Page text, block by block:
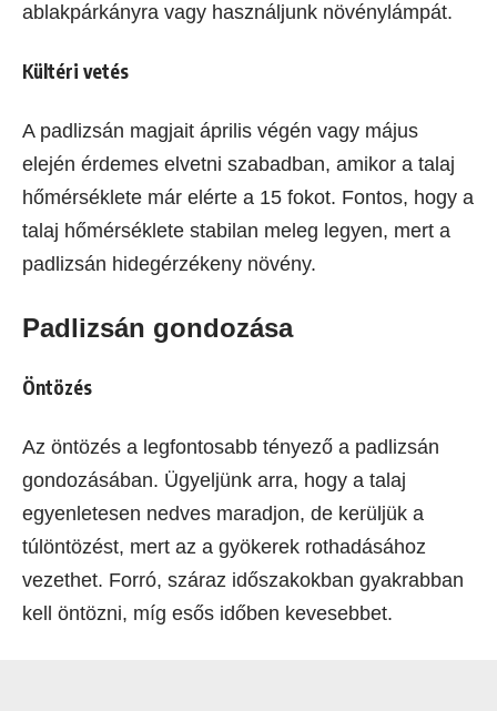
ablakpárkányra vagy használjunk növénylámpát.
Kültéri vetés
A padlizsán magjait április végén vagy május
elején érdemes elvetni szabadban, amikor a talaj
hőmérséklete már elérte a 15 fokot. Fontos, hogy a
talaj hőmérséklete stabilan meleg legyen, mert a
padlizsán hidegérzékeny növény.
Padlizsán gondozása
Öntözés
Az öntözés a legfontosabb tényező a padlizsán
gondozásában. Ügyeljünk arra, hogy a talaj
egyenletesen nedves maradjon, de kerüljük a
túlöntözést, mert az a gyökerek rothadásához
vezethet. Forró, száraz időszakokban gyakrabban
kell öntözni, míg esős időben kevesebbet.